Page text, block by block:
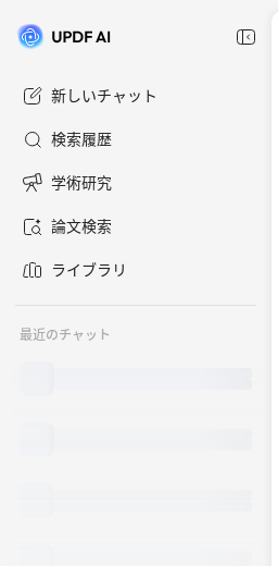
新しいチャット
検索履歴
学術研究
論文検索
ライブラリ
最近のチャット